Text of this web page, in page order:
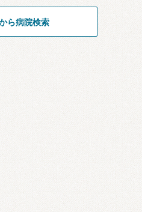
ら病院検索